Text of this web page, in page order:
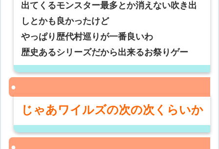
出てくるモンスター最多とか消えない吹き出
しとかも良かったけど
やっぱり歴代村巡りが一番良いわ
歴史あるシリーズだから出来るお祭りゲー
じゃあワイルズの次の次くらいか